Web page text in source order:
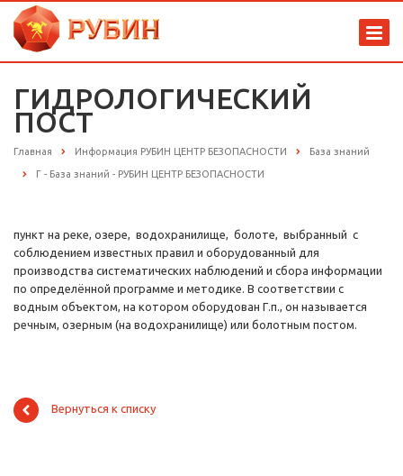
ГИДРОЛОГИЧЕСКИЙ
ПОСТ
Главная Информация РУБИН ЦЕНТР БЕЗОПАСНОСТИ База знаний
Г - База знаний - РУБИН ЦЕНТР БЕЗОПАСНОСТИ
пункт на реке, озере, водохранилище, болоте, выбранный с
соблюдением известных правил и оборудованный для
производства систематических наблюдений и сбора информации
по определённой программе и методике. В соответствии с
водным объектом, на котором оборудован Г.п., он называется
речным, озерным (на водохранилище) или болотным постом.
Вернуться к списку